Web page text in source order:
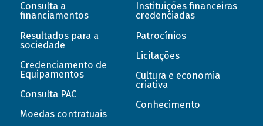
Consulta a
financiamentos
Resultados para a
sociedade
Credenciamento de
Equipamentos
Consulta PAC
Moedas contratuais
Instituições financeiras
credenciadas
Patrocínios
Licitações
Cultura e economia
criativa
Conhecimento